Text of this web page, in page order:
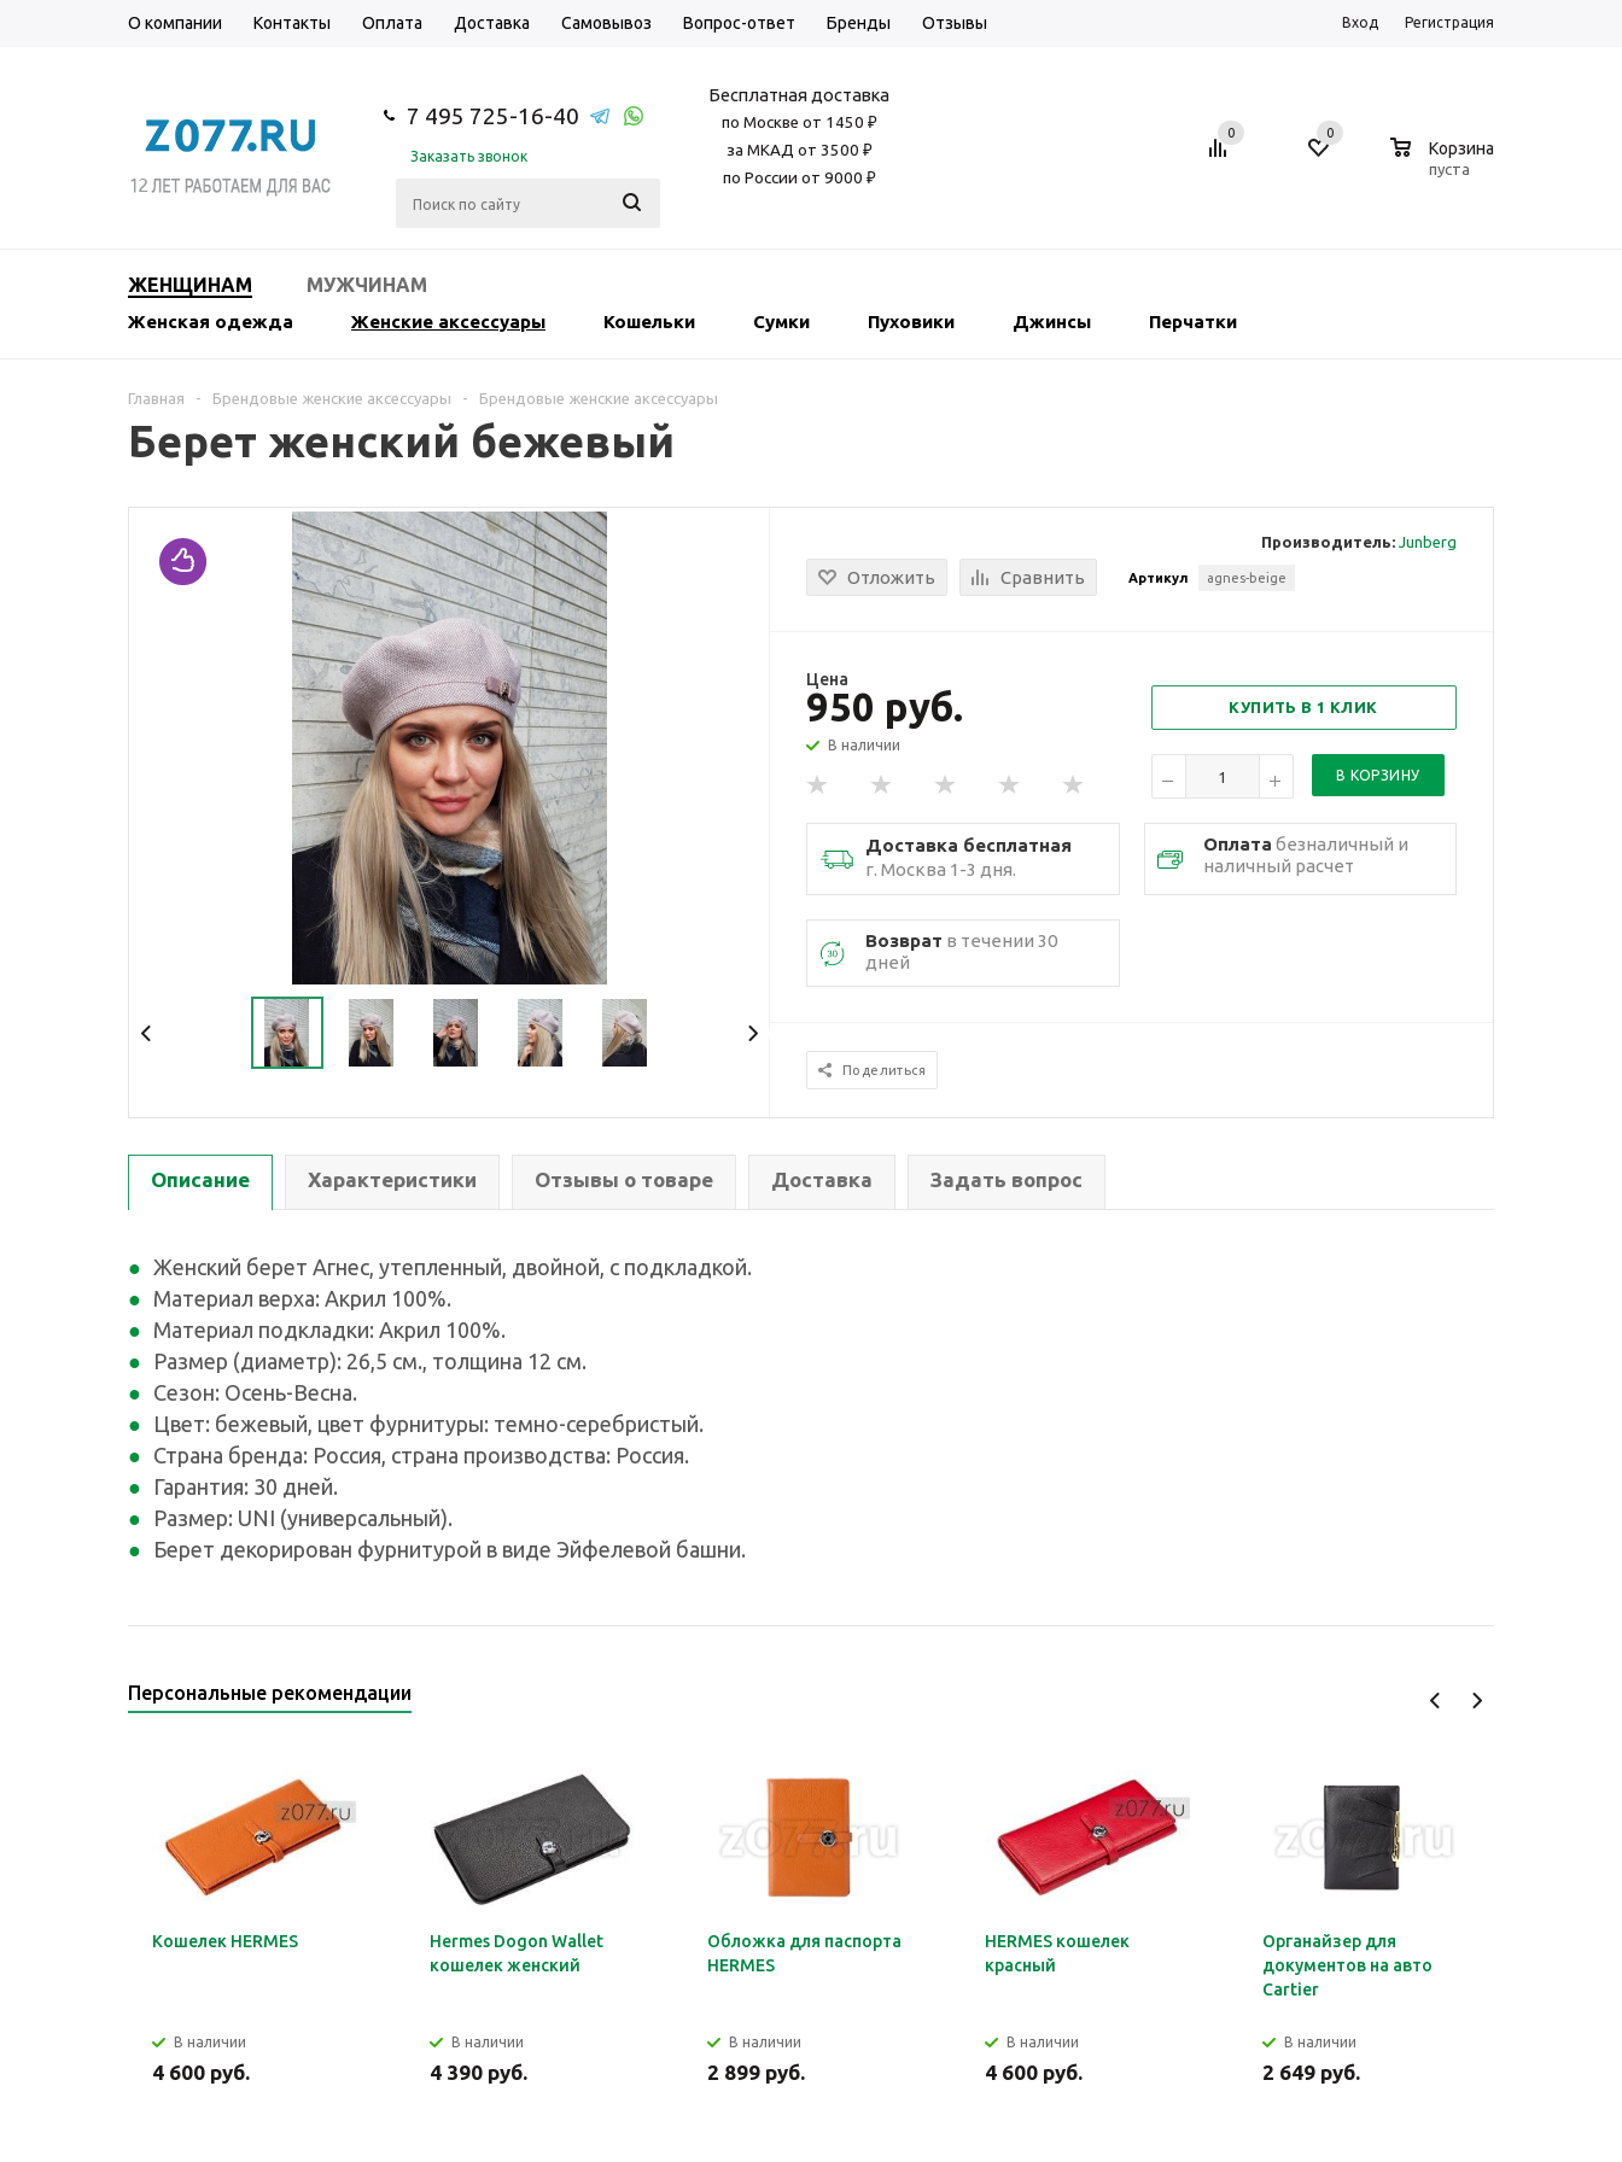
О компании Контакты Оплата Доставка Самовывоз Вопрос-ответ Бренды Отзывы Вход Регистрация
7 495 725-16-40
Заказать звонок
Бесплатная доставка
по Москве от 1450 ₽
за МКАД от 3500 ₽
по России от 9000 ₽
0 0
Корзина
пуста
ЖЕНЩИНАМ МУЖЧИНАМ
Женская одежда Женские аксессуары Кошельки Сумки Пуховики Джинсы Перчатки
Главная - Брендовые женские аксессуары - Брендовые женские аксессуары
Берет женский бежевый
Производитель: Junberg
Отложить Сравнить Артикул agnes-beige
Цена
950 руб.
В наличии
КУПИТЬ В 1 КЛИК
Доставка бесплатная
г. Москва 1-3 дня.
Оплата безналичный и
наличный расчет
Возврат в течении 30
дней
Поделиться
Описание Характеристики Отзывы о товаре Доставка Задать вопрос
Женский берет Агнес, утепленный, двойной, с подкладкой.
Материал верха: Акрил 100%.
Материал подкладки: Акрил 100%.
Размер (диаметр): 26,5 см., толщина 12 см.
Сезон: Осень-Весна.
Цвет: бежевый, цвет фурнитуры: темно-серебристый.
Страна бренда: Россия, страна производства: Россия.
Гарантия: 30 дней.
Размер: UNI (универсальный).
Берет декорирован фурнитурой в виде Эйфелевой башни.
Персональные рекомендации
Кошелек HERMES
В наличии
4 600 руб.
Hermes Dogon Wallet
кошелек женский
В наличии
4 390 руб.
Обложка для паспорта
HERMES
В наличии
2 899 руб.
HERMES кошелек
красный
В наличии
4 600 руб.
Органайзер для
документов на авто
Cartier
В наличии
2 649 руб.